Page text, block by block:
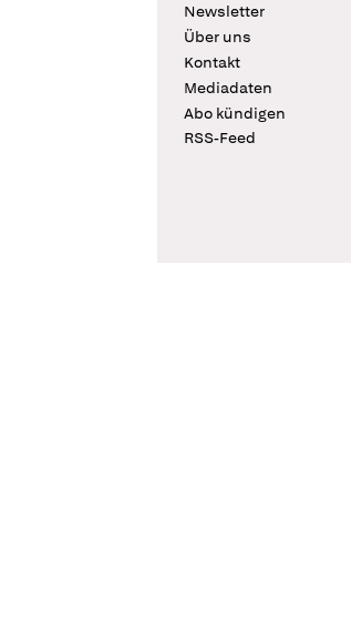
Newsletter
Über uns
Kontakt
Mediadaten
Abo kündigen
RSS-Feed